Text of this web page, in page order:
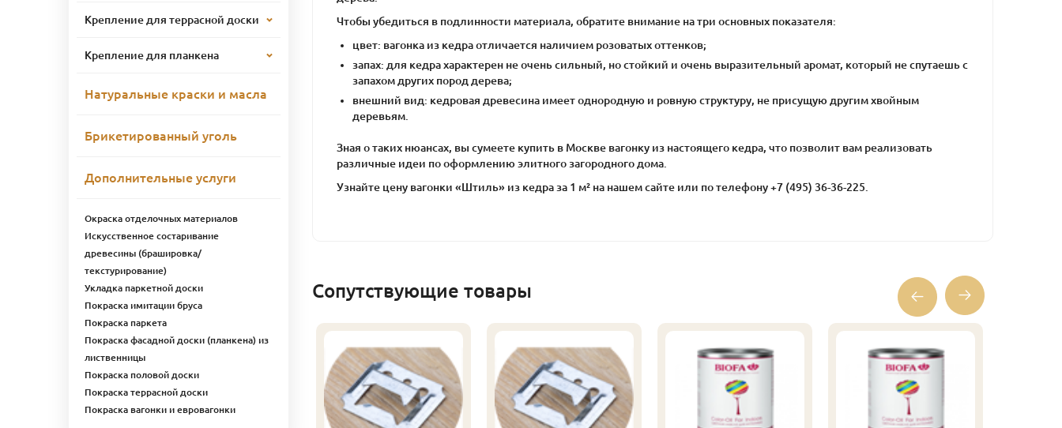
Чтобы убедиться в подлинности материала, обратите внимание на три основных показателя:
цвет: вагонка из кедра отличается наличием розоватых оттенков;
запах: для кедра характерен не очень сильный, но стойкий и очень выразительный аромат, который не спутаешь с
запахом других пород дерева;
внешний вид: кедровая древесина имеет однородную и ровную структуру, не присущую другим хвойным
деревьям.
Зная о таких нюансах, вы сумеете купить в Москве вагонку из настоящего кедра, что позволит вам реализовать
различные идеи по оформлению элитного загородного дома.
Узнайте цену вагонки «Штиль» из кедра за 1 м² на нашем сайте или по телефону +7 (495) 36-36-225.
Сопутствующие товары
сорт
32х32х2500 мм
Крепление для террасной доски
Крепление для планкена
Натуральные краски и масла
Брикетированный уголь
Дополнительные услуги
Окраска отделочных материалов
Искусственное состаривание
древесины (брашировка/
текстурирование)
Укладка паркетной доски
Покраска имитации бруса
Покраска паркета
Покраска фасадной доски (планкена) из
лиственницы
Покраска половой доски
Покраска террасной доски
Покраска вагонки и евровагонки